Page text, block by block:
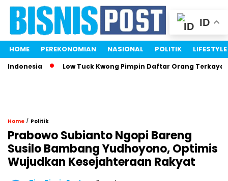
HOME PEREKONOMIAN NASIONAL POLITIK LIFESTYLE
Low Tuck Kwong Pimpin Daftar Orang Terkaya
Home / Politik
Prabowo Subianto Ngopi Bareng
Susilo Bambang Yudhoyono, Optimis
Wujudkan Kesejahteraan Rakyat
ID